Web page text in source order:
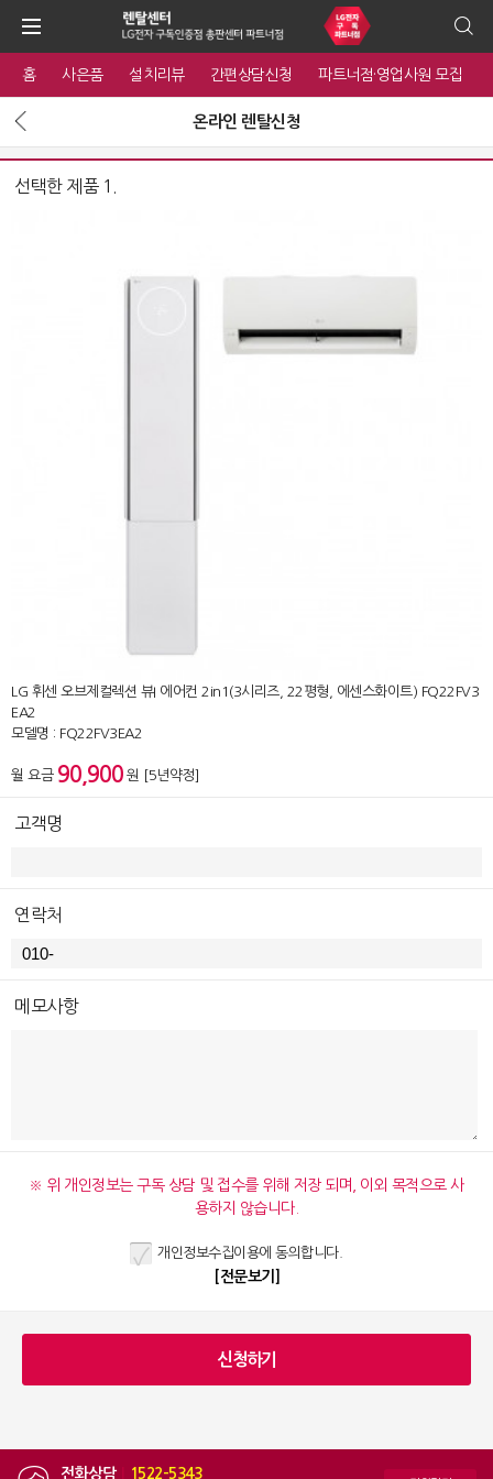
홈 사은품 설치리뷰 간편상담신청 파트너점·영업사원 모집
온라인 렌탈신청
선택한 제품 1.
LG 휘센 오브제컬렉션 뷰I 에어컨 2in1(3시리즈, 22평형, 에센스화이트) FQ22FV3
EA2
모델명 : FQ22FV3EA2
월 요금 90,900 원 [5년약정]
고객명
연락처
메모사항
※ 위 개인정보는 구독 상담 및 접수를 위해 저장 되며, 이외 목적으로 사
용하지 않습니다.
개인정보수집이용에 동의합니다.
[전문보기]
전화상담 1522-5343